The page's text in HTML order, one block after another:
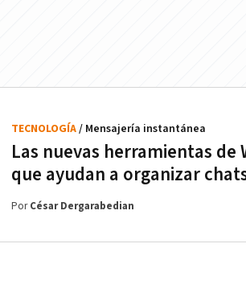
Las nuevas herramientas de
que ayudan a organizar
TECNOLOGÍA/ Mensajería instantánea
PorCésar Dergarabedian